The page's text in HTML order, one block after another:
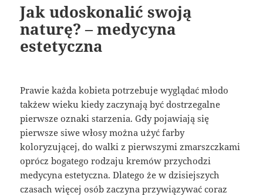
Jak udoskonalić swoją
naturę? – medycyna
estetyczna
Prawie każda kobieta potrzebuje wyglądać młodo
takżew wieku kiedy zaczynają być dostrzegalne
pierwsze oznaki starzenia. Gdy pojawiają się
pierwsze siwe włosy można użyć farby
koloryzującej, do walki z pierwszymi zmarszczkami
oprócz bogatego rodzaju kremów przychodzi
medycyna estetyczna. Dlatego że w dzisiejszych
czasach więcej osób zaczyna przywiązywać coraz